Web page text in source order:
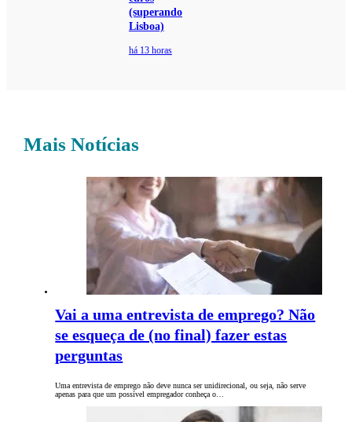
(superando
Lisboa)
há 13 horas
Mais Notícias
Vai a uma entrevista de emprego? Não
se esqueça de (no final) fazer estas
perguntas
Uma entrevista de emprego não deve nunca ser unidirecional, ou seja, não serve
apenas para que um possível empregador conheça o…